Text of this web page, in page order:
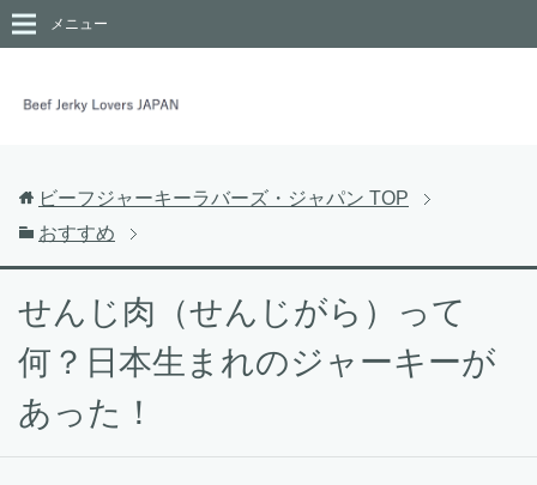
メニュー
ビーフジャーキーラバーズ・ジャパン TOP
おすすめ
せんじ肉（せんじがら）って
何？日本生まれのジャーキーが
あった！